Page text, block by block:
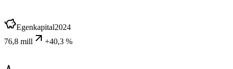
Egenkapital2024
76,8 mill
+40,3 %